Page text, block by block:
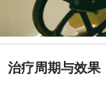
治疗周期与效果